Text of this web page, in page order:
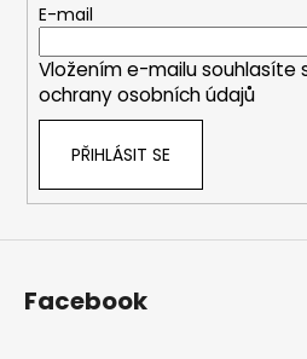
E-mail
Vložením e-mailu souhlasíte
ochrany osobních údajů
PŘIHLÁSIT SE
Facebook